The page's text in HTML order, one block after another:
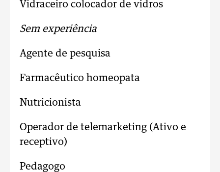
Vidraceiro colocador de vidros
Sem experiência
Agente de pesquisa
Farmacêutico homeopata
Nutricionista
Operador de telemarketing (Ativo e
receptivo)
Pedagogo